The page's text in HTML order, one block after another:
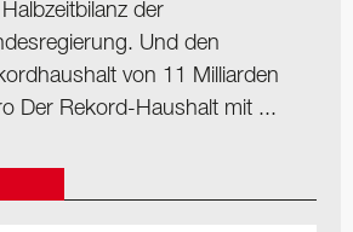
der
Und den
von 11 Milliarden
Der Rekord-Haushalt mit ...